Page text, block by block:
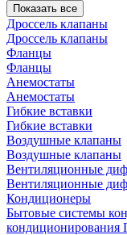
Показать все
Дроссель клапаны
Дроссель клапаны
Фланцы
Фланцы
Анемостаты
Анемостаты
Гибкие вставки
Гибкие вставки
Воздушные клапаны
Воздушные клапаны
Вентиляционные
Вентиляционные
Кондиционеры
Бытовые системы
кондиционирования